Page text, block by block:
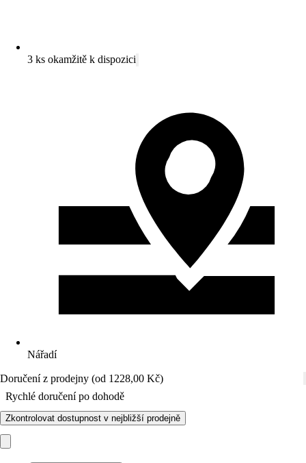
3 ks okamžitě k dispozici
Nářadí
Doručení z prodejny (od 1228,00 Kč)
Rychlé doručení po dohodě
Zkontrolovat dostupnost v nejbližší prodejně